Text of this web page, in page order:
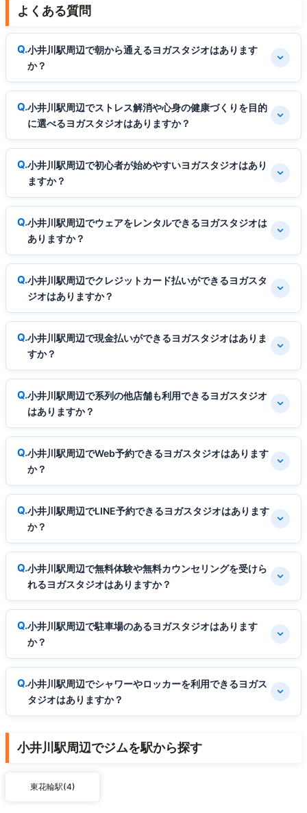
よくある質問
小井川駅周辺で朝から通えるヨガスタジオはあります
か？
小井川駅周辺でストレス解消や心身の健康づくりを目的
に選べるヨガスタジオはありますか？
小井川駅周辺で初心者が始めやすいヨガスタジオはあり
ますか？
小井川駅周辺でウェアをレンタルできるヨガスタジオは
ありますか？
小井川駅周辺でクレジットカード払いができるヨガスタ
ジオはありますか？
小井川駅周辺で現金払いができるヨガスタジオはありま
すか？
小井川駅周辺で系列の他店舗も利用できるヨガスタジオ
はありますか？
小井川駅周辺でWeb予約できるヨガスタジオはあります
か？
小井川駅周辺でLINE予約できるヨガスタジオはあります
か？
小井川駅周辺で無料体験や無料カウンセリングを受けら
れるヨガスタジオはありますか？
小井川駅周辺で駐車場のあるヨガスタジオはあります
か？
小井川駅周辺でシャワーやロッカーを利用できるヨガス
タジオはありますか？
小井川駅周辺でジムを駅から探す
東花輪駅(4)